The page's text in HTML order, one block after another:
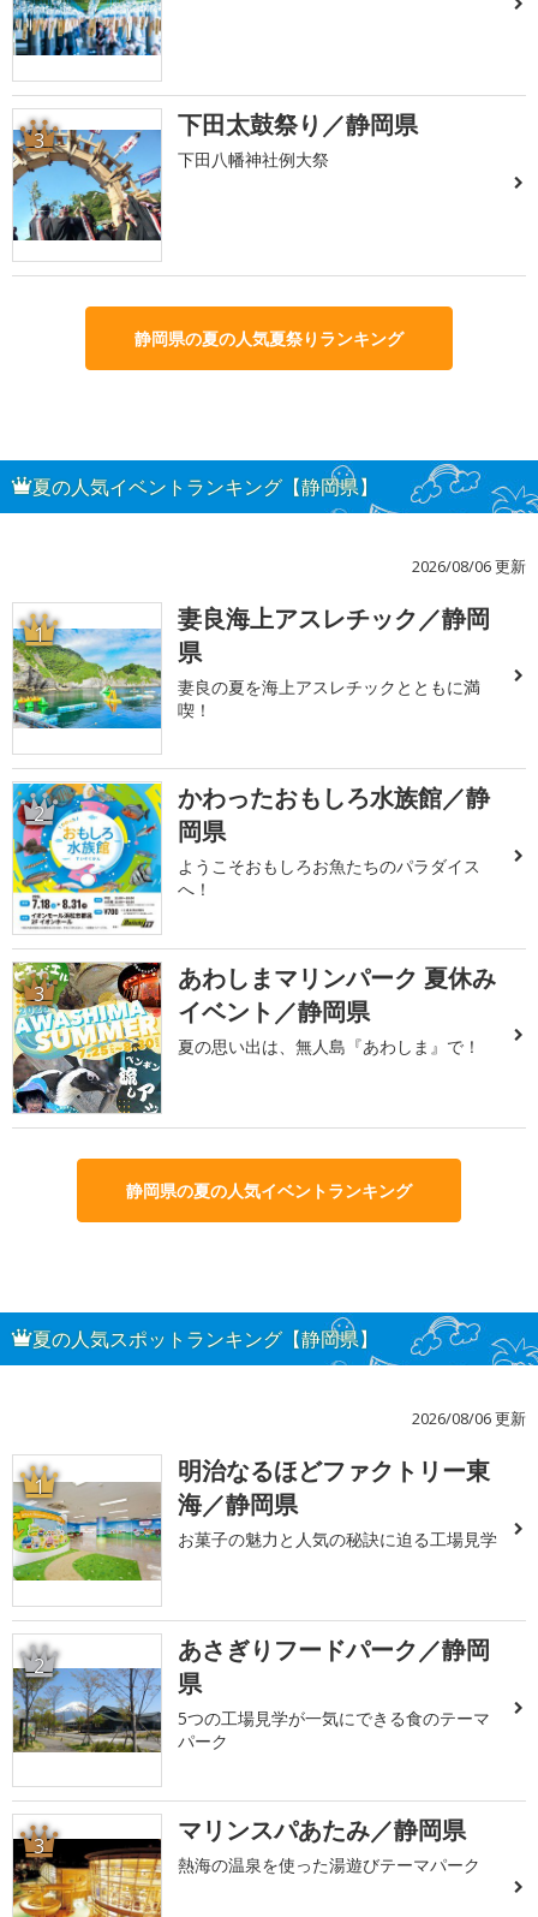
3 下田太鼓祭り／静岡県
下田八幡神社例大祭
静岡県の夏の人気夏祭りランキング
夏の人気イベントランキング【静岡県】
2026/08/06 更新
1
妻良海上アスレチック／静岡
県
妻良の夏を海上アスレチックとともに満
喫！
2
かわったおもしろ水族館／静
岡県
ようこそおもしろお魚たちのパラダイス
へ！
3
あわしまマリンパーク 夏休み
イベント／静岡県
夏の思い出は、無人島『あわしま』で！
静岡県の夏の人気イベントランキング
夏の人気スポットランキング【静岡県】
2026/08/06 更新
1
明治なるほどファクトリー東
海／静岡県
お菓子の魅力と人気の秘訣に迫る工場見学
2
あさぎりフードパーク／静岡
県
5つの工場見学が一気にできる食のテーマ
パーク
3 マリンスパあたみ／静岡県
熱海の温泉を使った湯遊びテーマパーク